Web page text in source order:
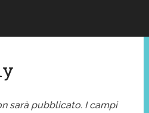
sarà pubblicato. I campi